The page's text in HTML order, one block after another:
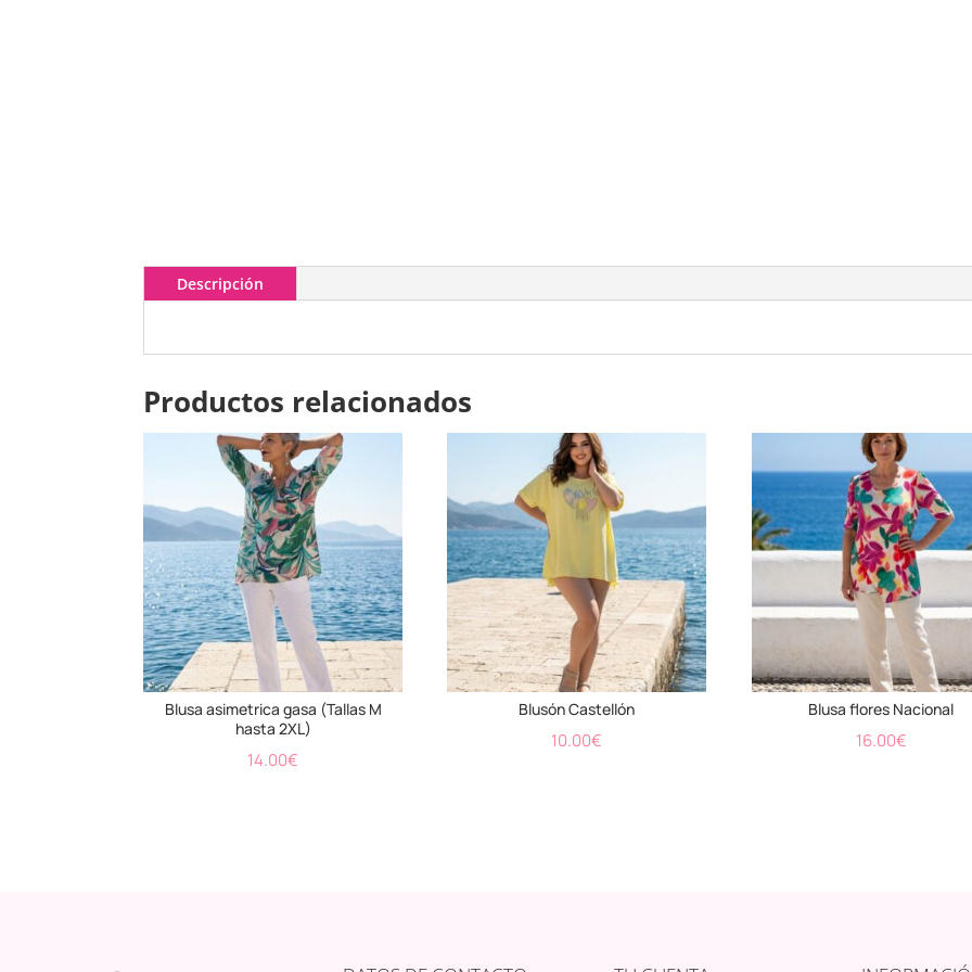
Descripción
Productos relacionados
Blusa asimetrica gasa (Tallas M
hasta 2XL)
14.00€
Blusón Castellón
10.00€
Blusa flores Nacional
16.00€